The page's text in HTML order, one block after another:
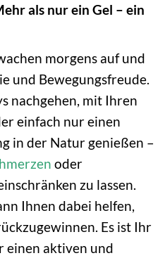
als nur ein Gel – ein
morgens auf und
und Bewegungsfreude.
nachgehen, mit Ihren
einfach nur einen
in der Natur genießen –
oder
zu lassen.
Ihnen dabei helfen,
Es ist Ihr
einen aktiven und